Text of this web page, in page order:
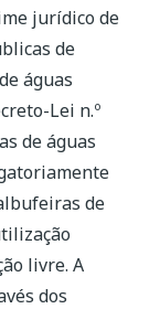
jurídico de
de
águas
Lei n.º
de águas
de
livre. A
dos